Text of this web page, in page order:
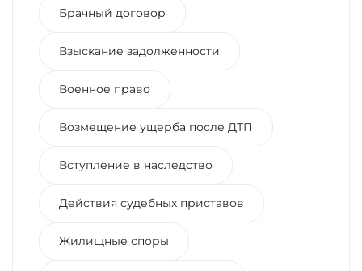
Брачный договор
Взыскание задолженности
Военное право
Возмещение ущерба после ДТП
Вступление в наследство
Действия судебных приставов
Жилищные споры